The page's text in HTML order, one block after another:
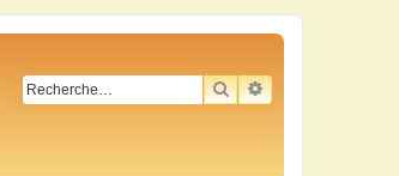
RECHERCHER
RECHERCHE